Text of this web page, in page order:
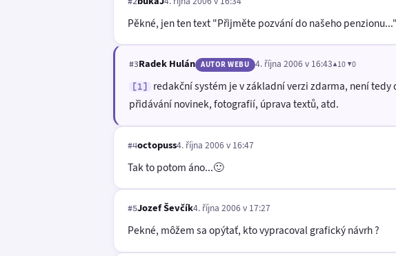
Pěkné, jen ten text "Přijměte pozvání do našeho
#3Radek Hulán AUTOR WEBU 4. října 2006 v 16:43▲10 ▼0
[1]
redakční systém je v základní verzi zdarma, není
přidávání novinek, fotografií, úprava textů, atd.
#4octopuss4. října 2006 v 16:47
Tak to potom áno...🙂
#5Jozef Ševčík4. října 2006 v 17:27
Pekné, môžem sa opýtať, kto vypracoval grafický návrh ?